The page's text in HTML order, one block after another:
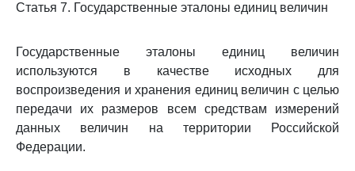
Статья 7. Государственные эталоны единиц величин
Государственные эталоны единиц величин
используются в качестве исходных для
воспроизведения и хранения единиц величин с целью
передачи их размеров всем средствам измерений
данных величин на территории Российской
Федерации.